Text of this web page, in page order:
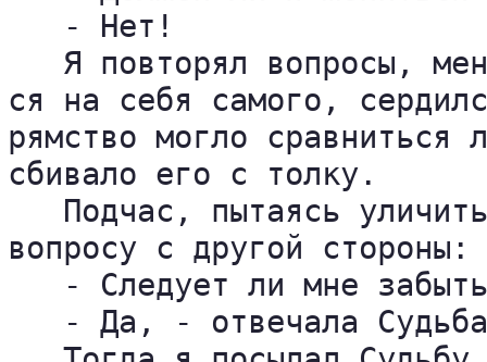
   - Нет!
Я повторял вопросы,
ся на себя самого,
рямство могло
сбивало его с толку.
Подчас, пытаясь
вопросу с другой стороны:
- Следует ли мне
- Да, - отвечала